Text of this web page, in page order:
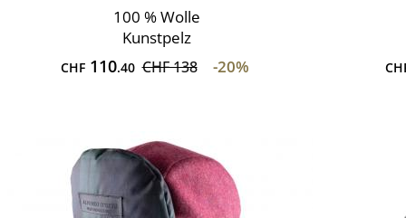
100 % Wolle
Kunstpelz
CHF110.40 CHF 138 -20%